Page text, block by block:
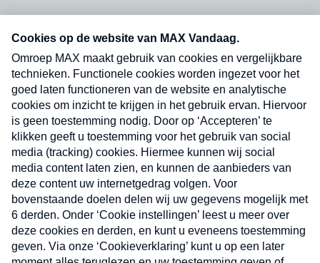
Neem hier een gratis abonnement op onze
nieuwsbrief. Elke vrijdag- en dinsdagochtend in
uw mailbox.
Verzend
Nieuwsbrief
Neem hier een gratis abonnement op onze